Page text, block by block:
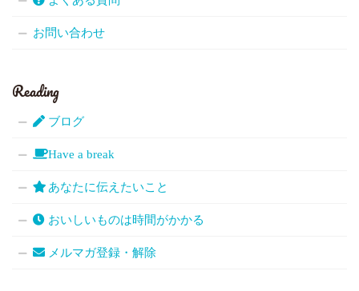
お問い合わせ
Reading
ブログ
Have a break
あなたに伝えたいこと
おいしいものは時間がかかる
メルマガ登録・解除